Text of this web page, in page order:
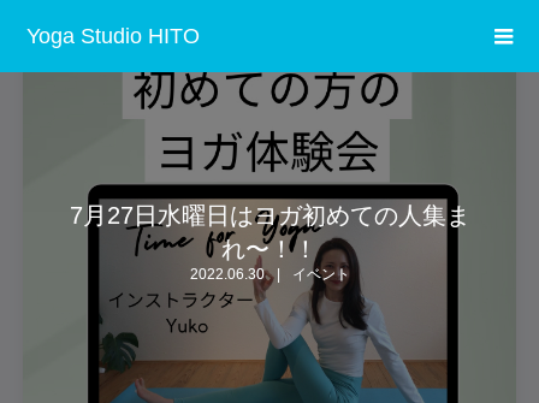
Yoga Studio HITO
7月27日水曜日はヨガ初めての人集ま
れ〜！！
2022.06.30 イベント